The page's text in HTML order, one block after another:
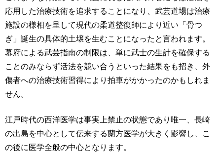
応用した治療技術を追求することになり、武芸道場は治療
施設の様相を呈して現代の柔道整復師により近い「骨つ
ぎ」誕生の具体的土壌を生むことになったと言われます。
幕府による武芸指南の制限は、単に武士の生計を確保する
ことのみならず活法を競い合うといった結果をも招き、外
傷者への治療技術習得により拍車がかかったのかもしれま
せん。
江戸時代の西洋医学は事実上禁止の状態であり唯一、長崎
の出島を中心として伝来する蘭方医学が大きく影響し、こ
の後に医学全般の中心となります。